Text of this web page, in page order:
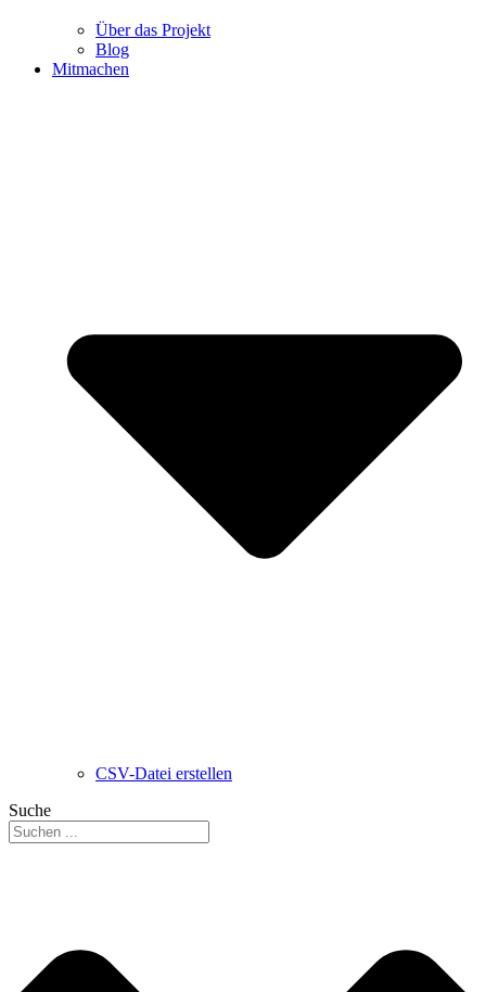
Über das Projekt
Blog
Mitmachen
CSV-Datei erstellen
Suche